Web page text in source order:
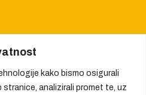
kako bismo osigurali
analizirali promet te, uz